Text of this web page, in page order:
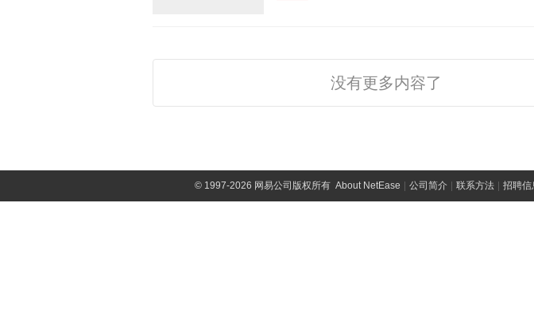
没有更多内容了
©1997-2026 网易公司版权所有 About NetEase 公司简介 联系方法 招聘信